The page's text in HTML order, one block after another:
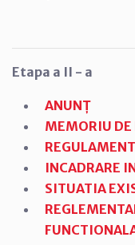
Etapa a II - a
ANUNȚ
MEMORIU DE
INCADRARE
SITUATIA